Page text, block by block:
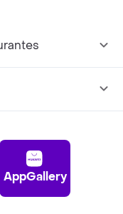
AppGallery